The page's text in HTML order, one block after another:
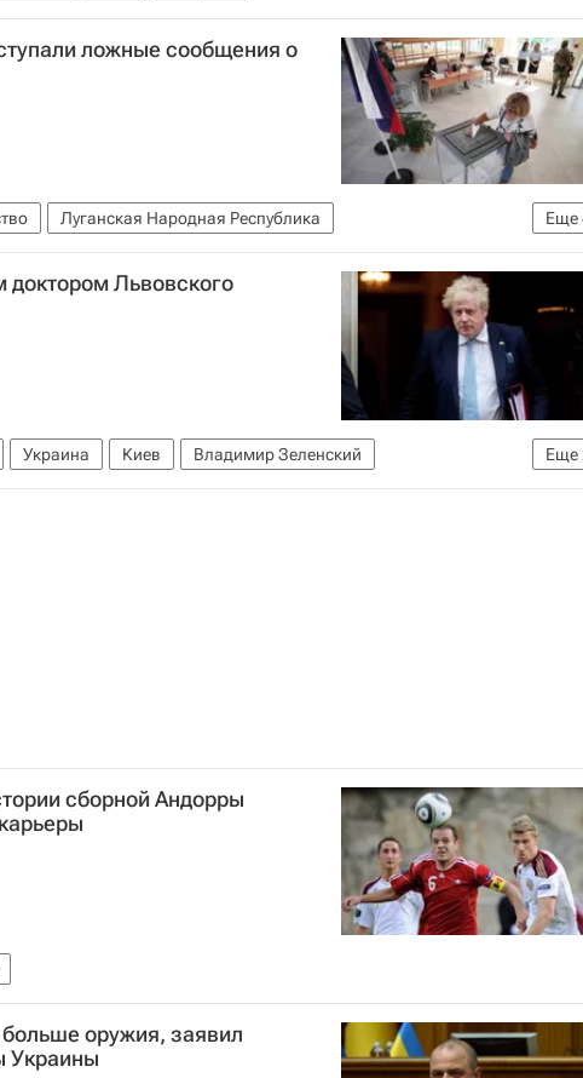
ложные сообщения о
Еще
Луганская Народная Республика
Россия
Госдума РФ
— 2023Львовского
Еще
Украина Киев
Владимир Зеленский
сборной Андорры
оружия, заявил
Украины